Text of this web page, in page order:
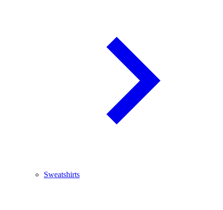
Sweatshirts